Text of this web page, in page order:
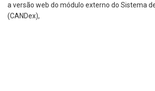
a versão web do módulo externo do Sistema
(CANDex),